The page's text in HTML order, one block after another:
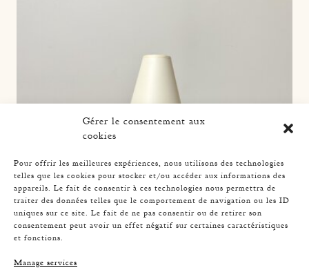
Gérer le consentement aux
cookies
Pour offrir les meilleures expériences, nous utilisons des technologies
telles que les cookies pour stocker et/ou accéder aux informations des
appareils. Le fait de consentir à ces technologies nous permettra de
traiter des données telles que le comportement de navigation ou les ID
uniques sur ce site. Le fait de ne pas consentir ou de retirer son
consentement peut avoir un effet négatif sur certaines caractéristiques
et fonctions.
Manage services